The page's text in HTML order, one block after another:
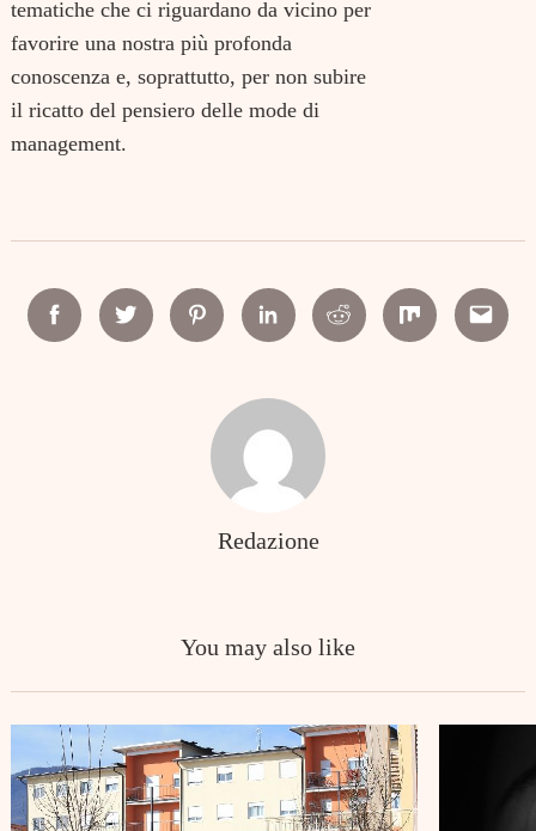
tematiche che ci riguardano da vicino per
favorire una nostra più profonda
conoscenza e, soprattutto, per non subire
il ricatto del pensiero delle mode di
management.
FacebookTwitter PinterestLinkedinReddit Mix Email
Redazione
You may also like